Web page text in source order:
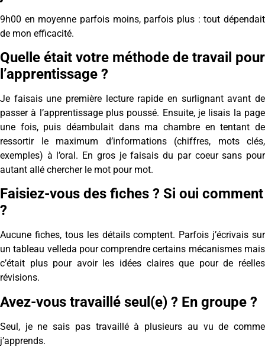
9h00 en moyenne parfois moins, parfois plus : tout dépendait
de mon efficacité.
Quelle était votre méthode de travail pour
l’apprentissage ?
Je faisais une première lecture rapide en surlignant avant de
passer à l’apprentissage plus poussé. Ensuite, je lisais la page
une fois, puis déambulait dans ma chambre en tentant de
ressortir le maximum d’informations (chiffres, mots clés,
exemples) à l’oral. En gros je faisais du par coeur sans pour
autant allé chercher le mot pour mot.
Faisiez-vous des fiches ? Si oui comment
?
Aucune fiches, tous les détails comptent. Parfois j’écrivais sur
un tableau velleda pour comprendre certains mécanismes mais
c’était plus pour avoir les idées claires que pour de réelles
révisions.
Avez-vous travaillé seul(e) ? En groupe ?
Seul, je ne sais pas travaillé à plusieurs au vu de comme
j’apprends.